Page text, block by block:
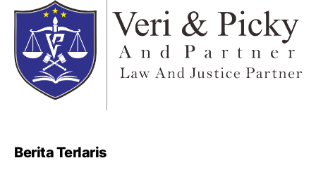
Berita Terlaris